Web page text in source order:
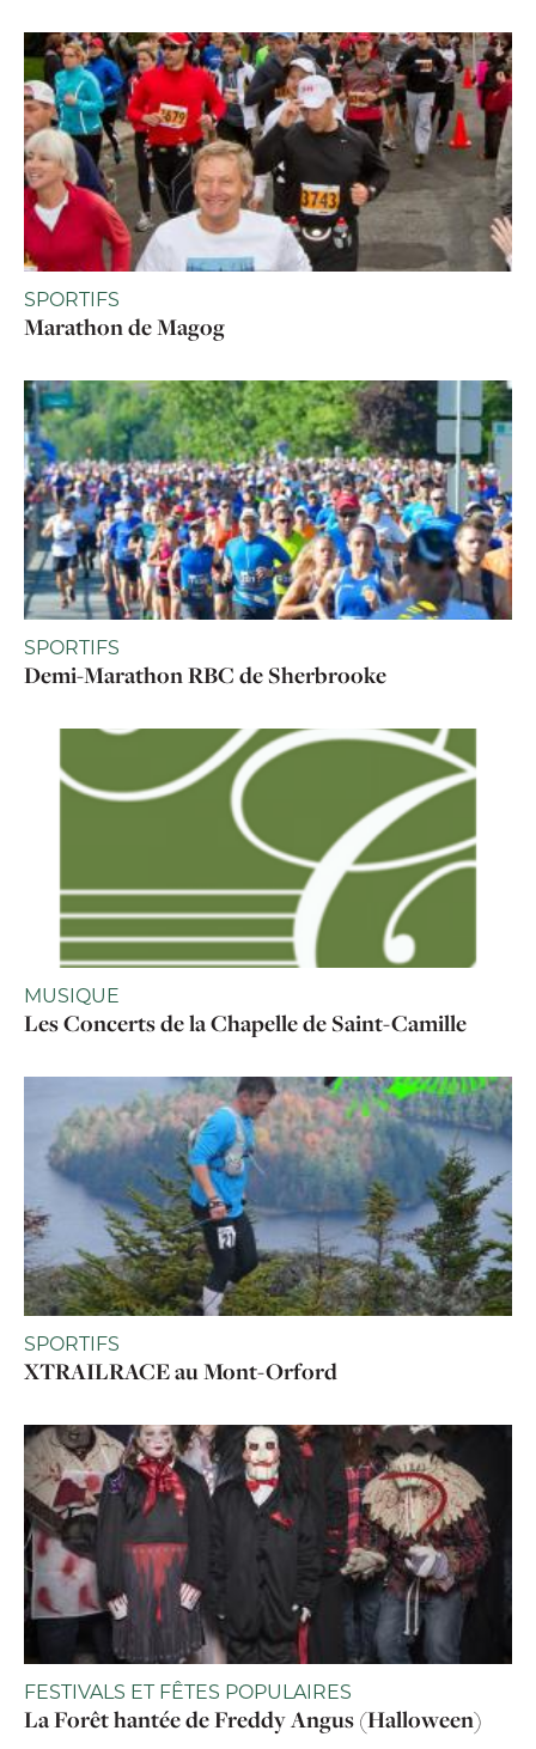
SPORTIFS
Marathon de Magog
SPORTIFS
Demi-Marathon RBC de Sherbrooke
MUSIQUE
Les Concerts de la Chapelle de Saint-Camille
SPORTIFS
XTRAILRACE au Mont-Orford
FESTIVALS ET FÊTES POPULAIRES
La Forêt hantée de Freddy Angus (Halloween)